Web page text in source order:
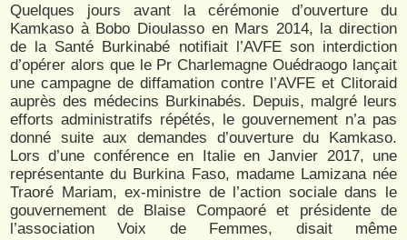
Quelques jours avant la cérémonie d’ouverture du
Kamkaso à Bobo Dioulasso en Mars 2014, la direction
de la Santé Burkinabé notifiait l’AVFE son interdiction
d’opérer alors que le Pr Charlemagne Ouédraogo lançait
une campagne de diffamation contre l’AVFE et Clitoraid
auprès des médecins Burkinabés. Depuis, malgré leurs
efforts administratifs répétés, le gouvernement n’a pas
donné suite aux demandes d’ouverture du Kamkaso.
Lors d’une conférence en Italie en Janvier 2017, une
représentante du Burkina Faso, madame Lamizana née
Traoré Mariam, ex-ministre de l’action sociale dans le
gouvernement de Blaise Compaoré et présidente de
l’association Voix de Femmes, disait même